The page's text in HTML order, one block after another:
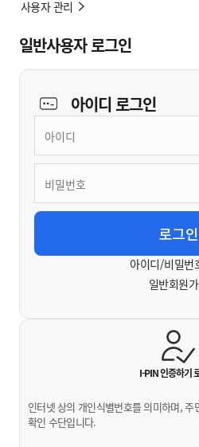
사용자 관리
일반사용자 로그인
아이디로그인
아이디/비밀번
일반회원
I-PIN 인증하기
인터넷 상의 개인식별번호를 의미하며,
확인 수단입니다.